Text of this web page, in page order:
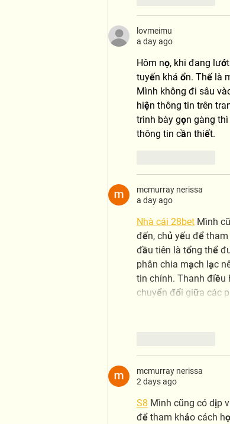
lovmeimu
a day ago
Hôm nọ, khi đang
tuyến khá ổn. Thế là
Mình không đi sâu
hiện thông tin trên
trình bày gọn gàng
thông tin cần thiết.
mcmurray nerissa
a day ago
Nhà cái 28bet Mình
đến, chủ yếu để
đầu tiên là tổng thể
phân chia mạch lạc
tin chính. Thanh điều
chuyển đổi giữa các
mcmurray nerissa
2 days ago
S8 Mình cũng có dịp
để tham khảo cách